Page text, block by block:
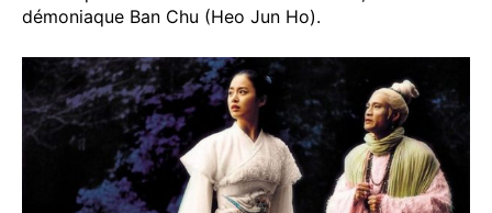
démoniaque Ban Chu (Heo Jun Ho).